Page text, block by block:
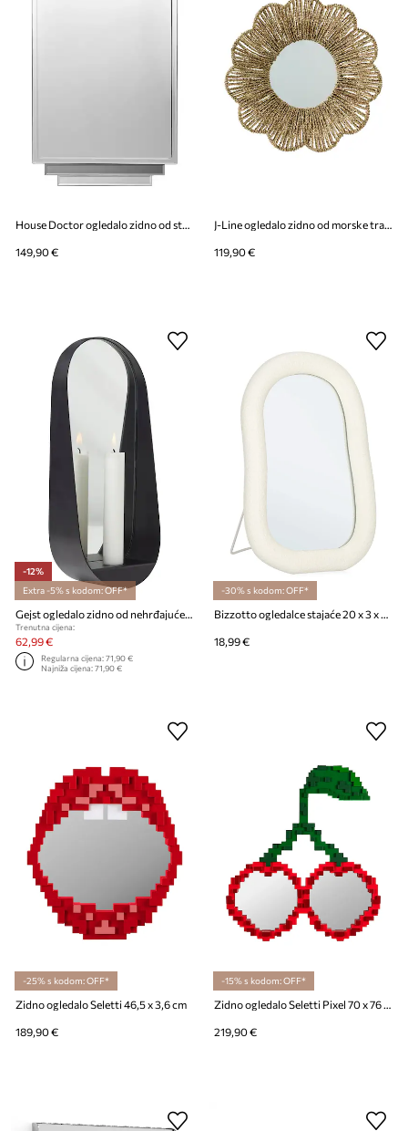
House Doctor ogledalo zidno od stakla 70 x 45 cm
149,90 €
J-Line ogledalo zidno od morske trave 50 x 50 x 10 cm
119,90 €
-12%
Extra -5% s kodom: OFF*
Gejst ogledalo zidno od nehrđajućeg čelika 28 x 6,5 cm
Trenutna cijena:
62,99 €
Regularna cijena:71,90 €
Najniža cijena:71,90 €
-30% s kodom: OFF*
Bizzotto ogledalce stajaće 20 x 3 x 30 cm
18,99 €
-25% s kodom: OFF*
Zidno ogledalo Seletti 46,5 x 3,6 cm
189,90 €
-15% s kodom: OFF*
219,90 €